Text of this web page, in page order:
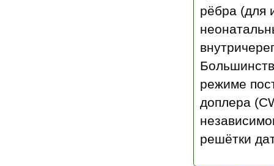
рёбра (для
режиме
доплера
решётки